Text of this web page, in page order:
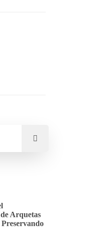
Arquetas